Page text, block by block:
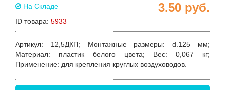
На Складе
ID товара: 5933
3.50 руб.
Артикул: 12,5ДКП; Монтажные размеры: d.125 мм;
Материал: пластик белого цвета; Вес: 0,067 кг;
Применение: для крепления круглых воздуховодов.